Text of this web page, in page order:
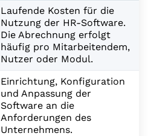
Laufende Kosten für die
Nutzung der HR-Software.
Die Abrechnung erfolgt
häufig pro Mitarbeitendem,
Nutzer oder Modul.
Einrichtung, Konfiguration
und Anpassung der
Software an die
Anforderungen des
Unternehmens.